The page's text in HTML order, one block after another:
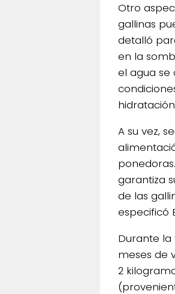
Otro
gallinas
detalló
en la
el agua se
A su vez,
garantiza
de las
especificó
Durante la
meses de
2